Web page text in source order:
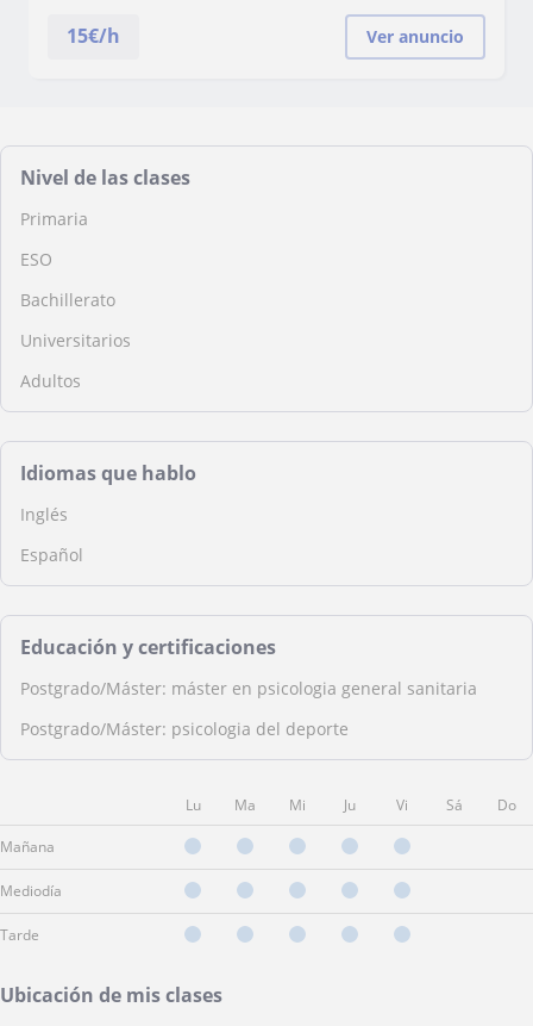
15€/h Ver anuncio
Nivel de las clases
Primaria
ESO
Bachillerato
Universitarios
Adultos
Idiomas que hablo
Inglés
Español
Educación y certificaciones
Postgrado/Máster: máster en psicologia general sanitaria
Postgrado/Máster: psicologia del deporte
Lu Ma Mi Ju Vi Sá Do
Mañana
Mediodía
Tarde
Ubicación de mis clases